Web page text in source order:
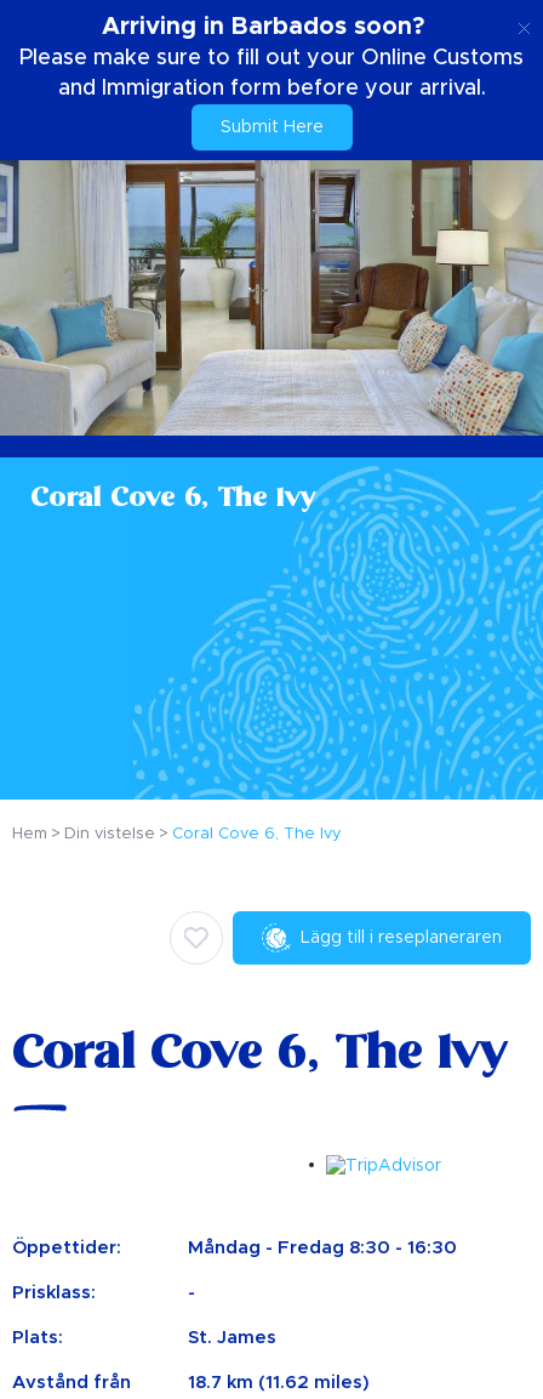
Arriving in Barbados soon?
Please make sure to fill out your Online Customs
and Immigration form before your arrival.
Submit Here
Coral Cove 6, The Ivy
Hem Din vistelse Coral Cove 6, The Ivy
Lägg till i reseplaneraren
Coral Cove 6, The Ivy
Öppettider: Måndag - Fredag ​​8:30 - 16:30
Prisklass: -
Plats: St. James
Avstånd från
18.7 km (11.62 miles)